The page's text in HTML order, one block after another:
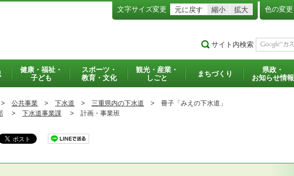
文字サイズ変更 元に戻す 縮小 拡大 色の変更
サイト内検索
健康・福祉・
子ども
スポーツ・
教育・文化
観光・産業・
しごと
まちづくり
県政・
お知らせ情報
公共事業 > 下水道 > 三重県内の下水道 > 冊子「みえの下水道」
> 下水道事業課 > 計画・事業班